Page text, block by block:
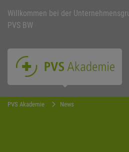
Willkommen bei der
PVS BW
PVS Akademie News